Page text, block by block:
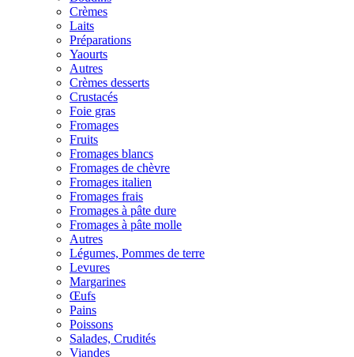
Crèmes
Laits
Préparations
Yaourts
Autres
Crèmes desserts
Crustacés
Foie gras
Fromages
Fruits
Fromages blancs
Fromages de chèvre
Fromages italien
Fromages frais
Fromages à pâte dure
Fromages à pâte molle
Autres
Légumes, Pommes de terre
Levures
Margarines
Œufs
Pains
Poissons
Salades, Crudités
Viandes